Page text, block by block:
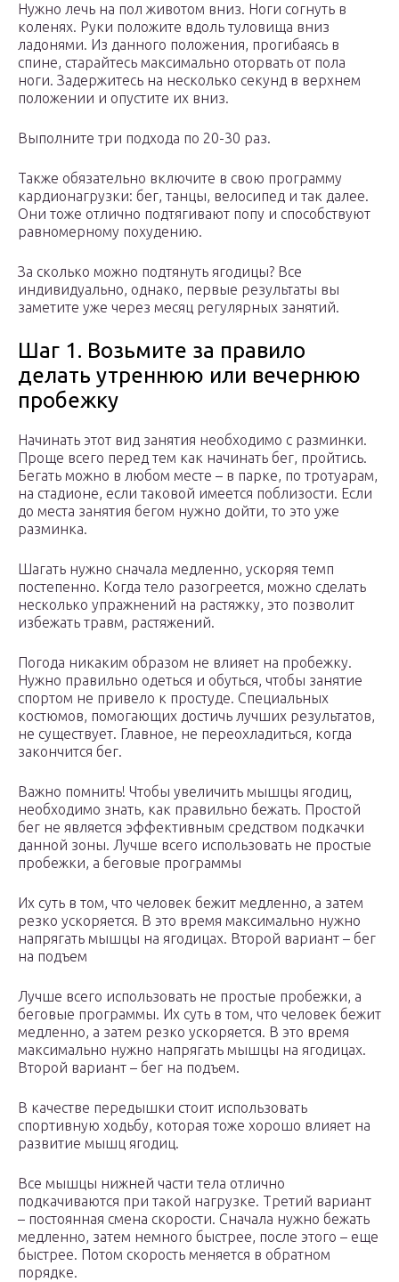
Нужно лечь на пол животом вниз. Ноги согнуть в
коленях. Руки положите вдоль туловища вниз
ладонями. Из данного положения, прогибаясь в
спине, старайтесь максимально оторвать от пола
ноги. Задержитесь на несколько секунд в верхнем
положении и опустите их вниз.
Выполните три подхода по 20-30 раз.
Также обязательно включите в свою программу
кардионагрузки: бег, танцы, велосипед и так далее.
Они тоже отлично подтягивают попу и способствуют
равномерному похудению.
За сколько можно подтянуть ягодицы? Все
индивидуально, однако, первые результаты вы
заметите уже через месяц регулярных занятий.
Шаг 1. Возьмите за правило
делать утреннюю или вечернюю
пробежку
Начинать этот вид занятия необходимо с разминки.
Проще всего перед тем как начинать бег, пройтись.
Бегать можно в любом месте – в парке, по тротуарам,
на стадионе, если таковой имеется поблизости. Если
до места занятия бегом нужно дойти, то это уже
разминка.
Шагать нужно сначала медленно, ускоряя темп
постепенно. Когда тело разогреется, можно сделать
несколько упражнений на растяжку, это позволит
избежать травм, растяжений.
Погода никаким образом не влияет на пробежку.
Нужно правильно одеться и обуться, чтобы занятие
спортом не привело к простуде. Специальных
костюмов, помогающих достичь лучших результатов,
не существует. Главное, не переохладиться, когда
закончится бег.
Важно помнить! Чтобы увеличить мышцы ягодиц,
необходимо знать, как правильно бежать. Простой
бег не является эффективным средством подкачки
данной зоны. Лучше всего использовать не простые
пробежки, а беговые программы
Их суть в том, что человек бежит медленно, а затем
резко ускоряется. В это время максимально нужно
напрягать мышцы на ягодицах. Второй вариант – бег
на подъем
Лучше всего использовать не простые пробежки, а
беговые программы. Их суть в том, что человек бежит
медленно, а затем резко ускоряется. В это время
максимально нужно напрягать мышцы на ягодицах.
Второй вариант – бег на подъем.
В качестве передышки стоит использовать
спортивную ходьбу, которая тоже хорошо влияет на
развитие мышц ягодиц.
Все мышцы нижней части тела отлично
подкачиваются при такой нагрузке. Третий вариант
– постоянная смена скорости. Сначала нужно бежать
медленно, затем немного быстрее, после этого – еще
быстрее. Потом скорость меняется в обратном
порядке.